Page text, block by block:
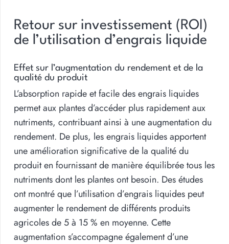
Retour sur investissement (ROI)
de l’utilisation d’engrais liquide
Effet sur l’augmentation du rendement et de la
qualité du produit
L’absorption rapide et facile des engrais liquides
permet aux plantes d’accéder plus rapidement aux
nutriments, contribuant ainsi à une augmentation du
rendement. De plus, les engrais liquides apportent
une amélioration significative de la qualité du
produit en fournissant de manière équilibrée tous les
nutriments dont les plantes ont besoin. Des études
ont montré que l’utilisation d’engrais liquides peut
augmenter le rendement de différents produits
agricoles de 5 à 15 % en moyenne. Cette
augmentation s’accompagne également d’une